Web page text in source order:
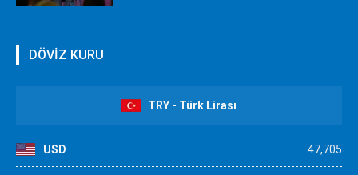
DÖVİZ KURU
TRY - Türk Lirası
USD 47,705